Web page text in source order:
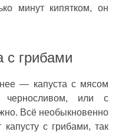
минут кипятком, он
с грибами
— капуста с мясом
или с
Всё необыкновенно
капусту с грибами, так